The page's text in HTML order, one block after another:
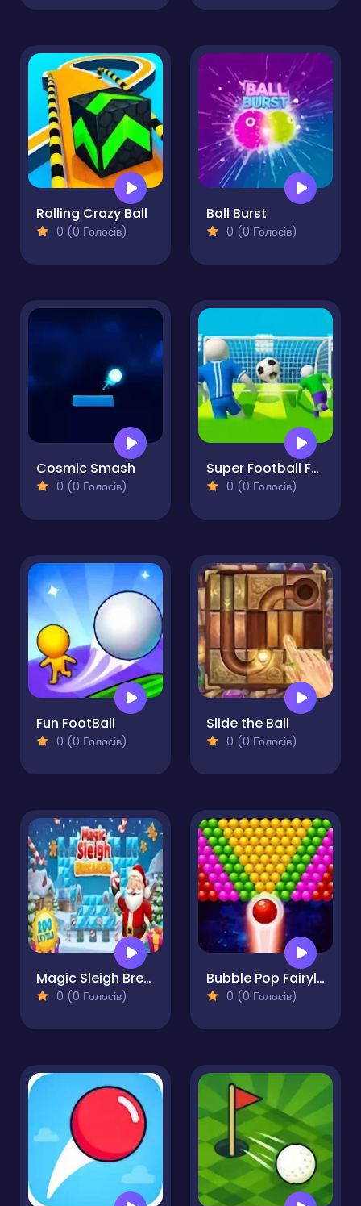
Rolling Crazy Ball
0 (0 Голосів)
Ball Burst
0 (0 Голосів)
Cosmic Smash
0 (0 Голосів)
Super Football Fever
0 (0 Голосів)
Fun FootBall
0 (0 Голосів)
Slide the Ball
0 (0 Голосів)
Magic Sleigh Breaker
0 (0 Голосів)
Bubble Pop Fairyland
0 (0 Голосів)